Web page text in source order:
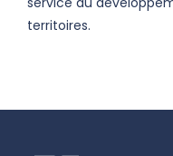
territoires.